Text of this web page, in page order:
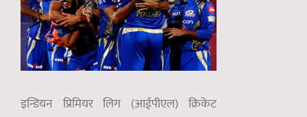
इन्डियन प्रिमियर लिग (आईपीएल) क्रिकेट